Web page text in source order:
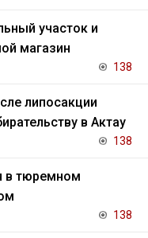
участок и
магазин
138
липосакции
в Актау
138
в тюремном
138